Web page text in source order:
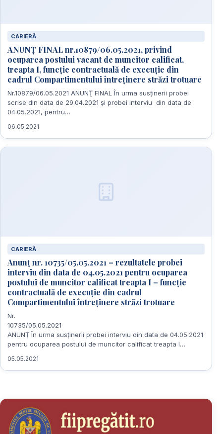
CARIERĂ
ANUNŢ FINAL nr.10879/06.05.2021, privind
ocuparea postului vacant de muncitor calificat,
treapta I, funcție contractuală de execuție din
cadrul Compartimentului întreținere străzi trotuare
Nr.10879/06.05.2021 ANUNŢ FINAL În urma susținerii probei
scrise din data de 29.04.2021 și probei interviu din data de
04.05.2021, pentru…
06.05.2021
CARIERĂ
Anunț nr. 10735/05.05.2021 – rezultatele probei
interviu din data de 04.05.2021 pentru ocuparea
postului de muncitor calificat treapta I – funcție
contractuală de execuție din cadrul
Compartimentului întreținere străzi trotuare
Nr.
10735/
ANUNȚ În urma susținerii probei interviu din data de 04.05.2021
pentru ocuparea postului de muncitor calificat treapta I…
05.05.2021